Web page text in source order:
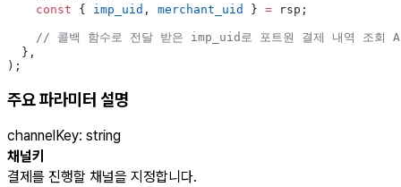
    const
{ imp_uid , merchant_uid } = rsp;
// 콜백 함수로 전달 받은 imp_uid로 포트원 결제 내역 조회
  },
);
주요 파라미터 설명
channelKey: string
채널키
결제를 진행할 채널을 지정합니다.